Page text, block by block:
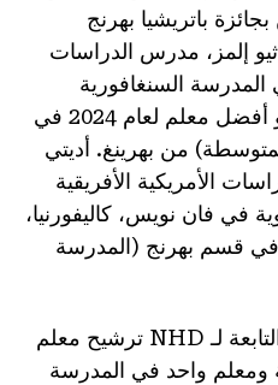
باتريشيا بهرنج
لعام 2024. ماثيو إلمز، مدرس الدراسات
المدرسة السنغافورية
الأمريكية في سنغافورة، هو أفضل معلم لعام 2024 في
من بهرينغ. أديتي
الأمريكية الأفريقية
في فان نويس، كاليفورنيا،
هو أفضل معلم لعام 2024 في قسم بهرنج (المدرسة
في كل عام، يجوز للبرامج التابعة لـ NHD ترشيح معلم
ومعلم واحد في المدرسة